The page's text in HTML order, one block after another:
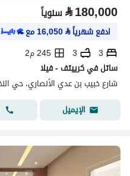
⃁180,000 سنوياً
ادفع شهرياً⃁
16,050مع
3
3
245 م2
ساتل في كرييتف - فيلا
شارع خبيب بن عدي الأنصاري، حي
الإيميل